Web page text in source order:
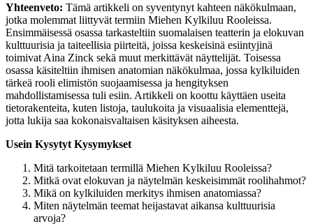
Yhteenveto: Tämä artikkeli on syventynyt kahteen näkökulmaan,
jotka molemmat liittyvät termiin Miehen Kylkiluu Rooleissa.
Ensimmäisessä osassa tarkasteltiin suomalaisen teatterin ja elokuvan
kulttuurisia ja taiteellisia piirteitä, joissa keskeisinä esiintyjinä
toimivat Aina Zinck sekä muut merkittävät näyttelijät. Toisessa
osassa käsiteltiin ihmisen anatomian näkökulmaa, jossa kylkiluiden
tärkeä rooli elimistön suojaamisessa ja hengityksen
mahdollistamisessa tuli esiin. Artikkeli on koottu käyttäen useita
tietorakenteita, kuten listoja, taulukoita ja visuaalisia elementtejä,
jotta lukija saa kokonaisvaltaisen käsityksen aiheesta.
Usein Kysytyt Kysymykset
Mitä tarkoitetaan termillä Miehen Kylkiluu Rooleissa?
Mitkä ovat elokuvan ja näytelmän keskeisimmät roolihahmot?
Mikä on kylkiluiden merkitys ihmisen anatomiassa?
Miten näytelmän teemat heijastavat aikansa kulttuurisia
arvoja?